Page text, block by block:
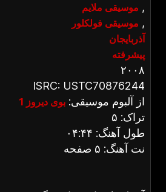
موسیقی ملایم ,
موسیقی فولکلور ,
آذربایجان
پیشرفته
۲۰۰۸
ISRC: USTC70876244
از آلبوم موسیقی: بوی دیروز 1
تراک: ۵
طول آهنگ: ۰۴:۴۴
نت آهنگ: ۵ صفحه